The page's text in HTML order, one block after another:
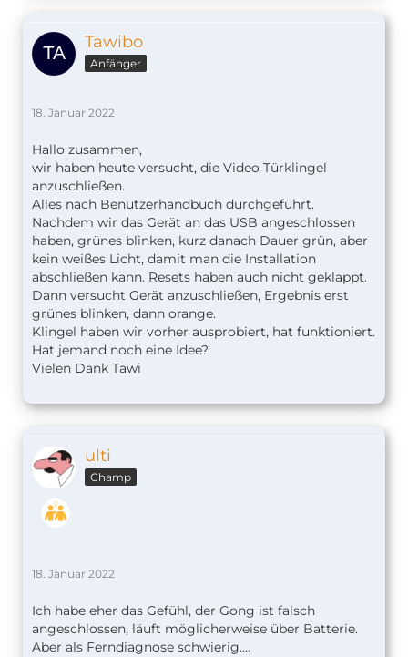
Tawibo
Anfänger
18. Januar 2022
Hallo zusammen,
wir haben heute versucht, die Video Türklingel
anzuschließen.
Alles nach Benutzerhandbuch durchgeführt.
Nachdem wir das Gerät an das USB angeschlossen
haben, grünes blinken, kurz danach Dauer grün, aber
kein weißes Licht, damit man die Installation
abschließen kann. Resets haben auch nicht geklappt.
Dann versucht Gerät anzuschließen, Ergebnis erst
grünes blinken, dann orange.
Klingel haben wir vorher ausprobiert, hat funktioniert.
Hat jemand noch eine Idee?
Vielen Dank Tawi
ulti
Champ
18. Januar 2022
Ich habe eher das Gefühl, der Gong ist falsch
angeschlossen, läuft möglicherweise über Batterie.
Aber als Ferndiagnose schwierig....